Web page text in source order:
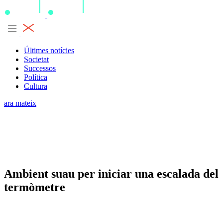
Últimes notícies
Societat
Successos
Política
Cultura
ara mateix
Ambient suau per iniciar una escalada del
termòmetre